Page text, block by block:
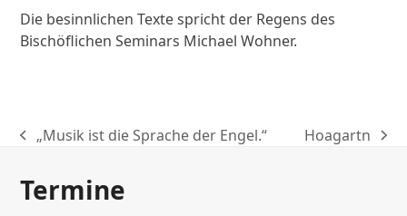
Die besinnlichen Texte spricht der Regens des
Bischöflichen Seminars Michael Wohner.
previous
„Musik ist die Sprache der Engel.“
next
Hoagartn
Termine